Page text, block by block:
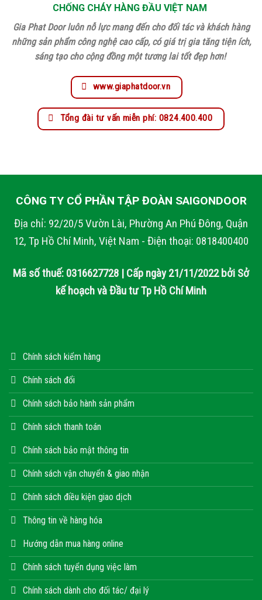
CHỐNG CHÁY HÀNG ĐẦU VIỆT NAM
Gia Phat Door luôn nỗ lực mang đến cho đối tác và khách hàng
những sản phẩm công nghệ cao cấp, có giá trị gia tăng tiện ích,
sáng tạo cho cộng đồng một tương lai tốt đẹp hơn!
www.giaphatdoor.vn
Tổng đài tư vấn miễn phí: 0824.400.400
CÔNG TY CỔ PHẦN TẬP ĐOÀN SAIGONDOOR
Địa chỉ: 92/20/5 Vườn Lài, Phường An Phú Đông, Quận
12, Tp Hồ Chí Minh, Việt Nam - Điện thoại: 0818400400
Mã số thuế: 0316627728 | Cấp ngày 21/11/2022 bởi Sở
kế hoạch và Đầu tư Tp Hồ Chí Minh
Chính sách kiểm hàng
Chính sách đổi
Chính sách bảo hành sản phẩm
Chính sách thanh toán
Chính sách bảo mật thông tin
Chính sách vận chuyển & giao nhận
Chính sách điều kiện giao dịch
Thông tin về hàng hóa
Hướng dẫn mua hàng online
Chính sách tuyển dụng việc làm
Chính sách dành cho đối tác/ đại lý